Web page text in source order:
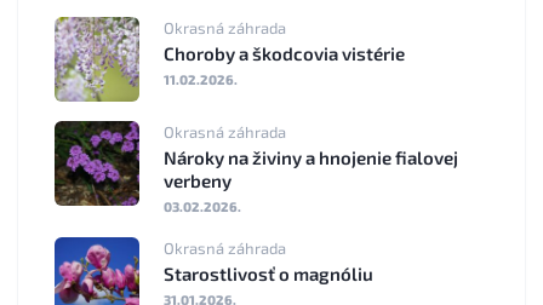
Okrasná záhrada
Choroby a škodcovia vistérie
11.02.2026.
Okrasná záhrada
Nároky na živiny a hnojenie fialovej
verbeny
03.02.2026.
Okrasná záhrada
Starostlivosť o magnóliu
31.01.2026.